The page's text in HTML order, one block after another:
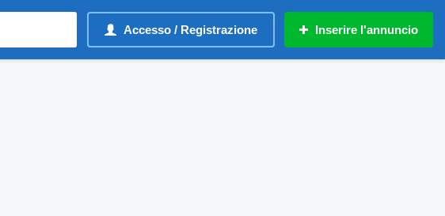
Accesso / Registrazione Inserire l'annuncio